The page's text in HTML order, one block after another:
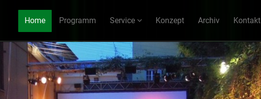
Home Programm Service Konzept Archiv Kontakt